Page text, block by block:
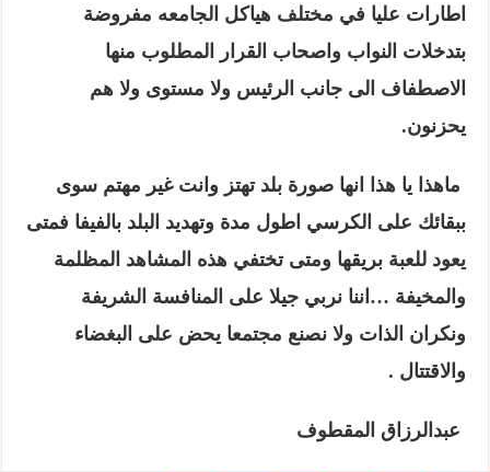
اطارات عليا في مختلف هياكل الجامعه مفروضة
بتدخلات النواب واصحاب القرار المطلوب منها
الاصطفاف الى جانب الرئيس ولا مستوى ولا هم
يحزنون.
ماهذا يا هذا انها صورة بلد تهتز وانت غير مهتم سوى
ببقائك على الكرسي اطول مدة وتهديد البلد بالفيفا فمتى
يعود للعبة بريقها ومتى تختفي هذه المشاهد المظلمة
والمخيفة …اننا نربي جيلا على المنافسة الشريفة
ونكران الذات ولا نصنع مجتمعا يحض على البغضاء
والاقتتال .
عبدالرزاق المقطوف